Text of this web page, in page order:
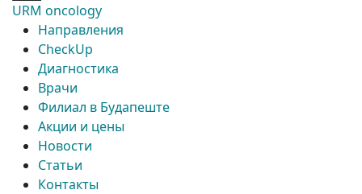
URM oncology
Направления
CheckUp
Диагностика
Врачи
Филиал в Будапеште
Акции и цены
Новости
Статьи
Контакты